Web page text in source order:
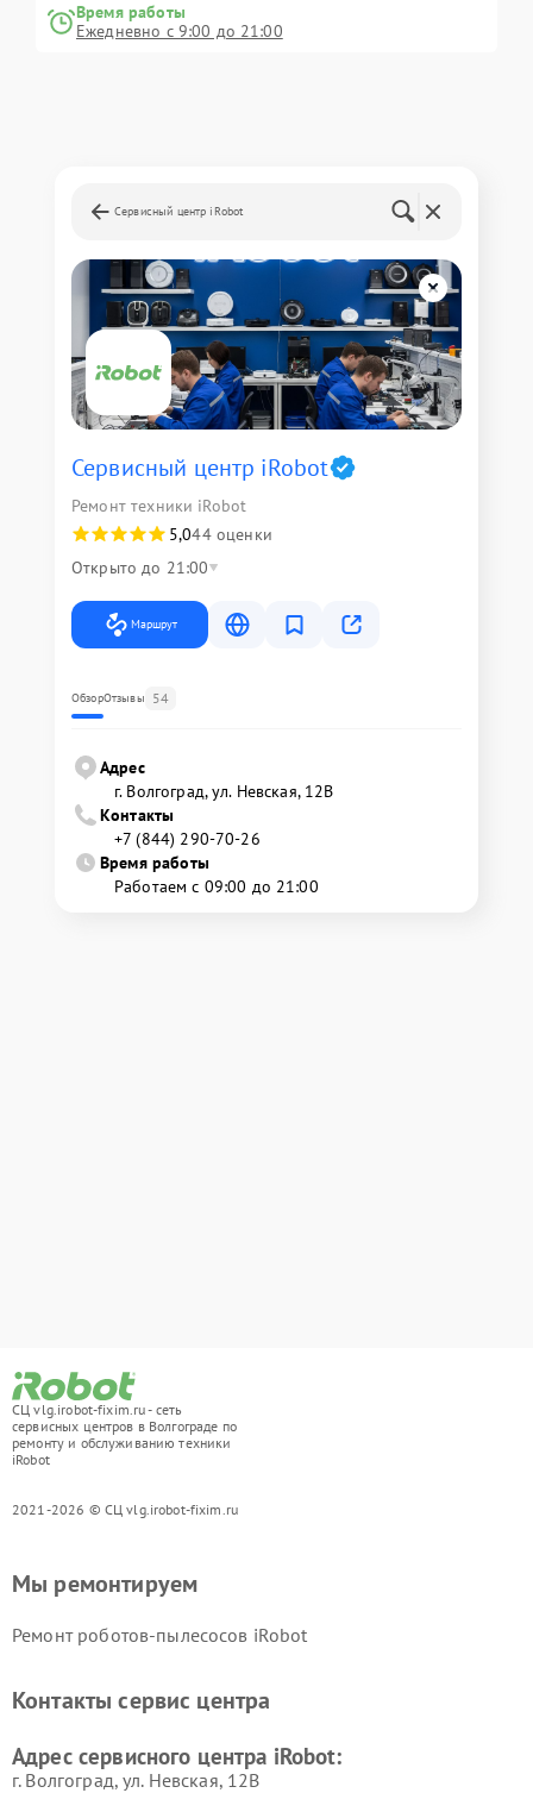
Время работы
Ежедневно с 9:00 до 21:00
Сервисный центр iRobot
Сервисный центр iRobot
Ремонт техники iRobot
5,044 оценки
Открыто до 21:00
Маршрут
ОбзорОтзывы 54
Адрес
г. Волгоград, ул. Невская, 12В
Контакты
+7 (844) 290-70-26
Время работы
Работаем с 09:00 до 21:00
СЦ vlg.irobot-fixim.ru - сеть
сервисных центров в Волгограде по
ремонту и обслуживанию техники
iRobot
2021-2026 © СЦ vlg.irobot-fixim.ru
Мы ремонтируем
Ремонт роботов-пылесосов iRobot
Контакты сервис центра
Адрес сервисного центра iRobot:
г. Волгоград, ул. Невская, 12В